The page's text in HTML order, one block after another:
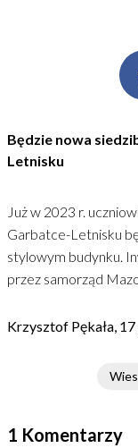
Będzie nowa
Letnisku
Już w 2023 r.
Garbatce-Letnisku
stylowym budynku.
przez samorząd
Krzysztof Pękała,
1 Komentarzy